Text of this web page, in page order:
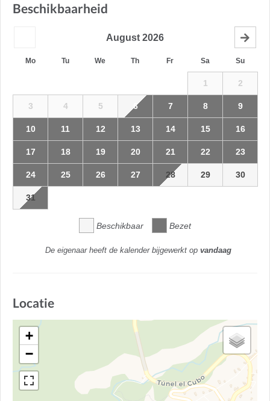
Beschikbaarheid
August 2026
Mo Tu We Th Fr Sa Su
1 2
3 4 5 6 7 8 9
10 11 12 13 14 15 16
17 18 19 20 21 22 23
24 25 26 27 28 29 30
31
Beschikbaar Bezet
De eigenaar heeft de kalender bijgewerkt op vandaag
Locatie
+
−